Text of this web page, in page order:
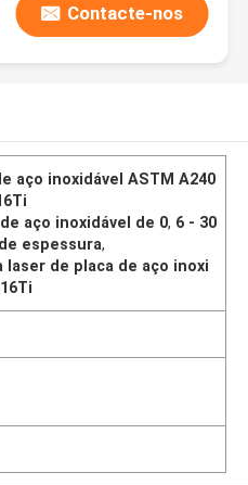
Contacte-nos
aço inoxidável ASTM A240
aço inoxidável de 0, 6 - 30
espessura,
laser de placa de aço inoxi